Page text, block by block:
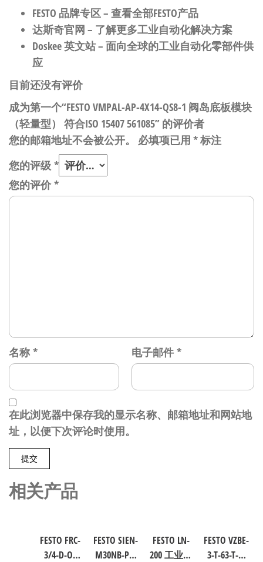
FESTO 品牌专区– 查看全部FESTO产品
达斯奇官网 – 了解更多工业自动化解决方案
Doskee 英文站– 面向全球的工业自动化零部件供
应
目前还没有评价
成为第一个“FESTO VMPAL-AP-4X14-QS8-1 阀岛底板模块
（轻量型） 符合ISO 15407 561085” 的评价者
您的邮箱地址不会被公开。
必填项已用 *标注
您的评级 *
您的评价*
名称 * 电子邮件 *
在此浏览器中保存我的显示名称、邮箱地址和网站地
址，以便下次评论时使用。
相关产品
FESTO FRC-
3/4-D-O-
FESTO SIEN-
M30NB-PS-
FESTO LN-
200 工业自
FESTO VZBE-
3-T-63-T-2-